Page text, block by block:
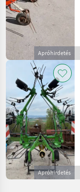
Apróhirdetés
Apróhirdetés